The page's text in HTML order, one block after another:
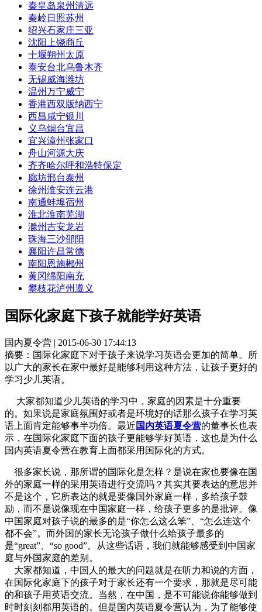
秦皇岛泉州清远
秦岭日照苏州
绍兴石家庄三亚
沈阳 上饶商丘
十堰朔州 太原
泰安台北乌鲁木齐
无锡威海潍坊
温州万宁威宁
香港西双版纳西宁
西昌 咸宁银川
义乌烟台宜昌
宜兴漳州张家口
舟山河源大庆
齐齐哈尔呼和浩特保定
廊坊邢台泰州
徐州淮安连云港
南通蚌埠宿州
淮北淮南芜湖
滁州吉安龙岩
珠海三沙邵阳
襄阳许昌常德
南阳恩施郴州
黄冈绵阳南充
攀枝花泸州遵义
国际化家庭下孩子就能学好英语
国内夏令营 | 2015-06-30 17:44:13
摘要： 国际化家庭下对于孩子来说学习英语会更加的简单。所
以广大的家长在家中最好是能够利用这种方法，让孩子更好的
学习少儿英语。
大家都知道少儿英语的学习中，家庭的因素是十分重要
的。如果说是家庭氛围好或者是环境好的话那么孩子在学习英
语上面肯定能够事半功倍。最近 国内英语夏令营的董事长也表
示，在国际化家庭下面的孩子更能够学好英语，这也是为什么
国内英语夏令营在教育上面都采用国际化的方式。
很多家长说，那所谓的国际化是怎样？是说在家也要像在国
外的家庭一样的采用英语进行交流吗？其实其要表达的意思并
不是这个，它所表达的就是要像国外家庭一样，多给孩子鼓
励，而不是说像现在中国家庭一样，给孩子更多的是批评。像
中国家庭对孩子说的最多的是“你怎么这么笨”、“怎么连这个
都不会”。而外国的家长无论孩子做什么给孩子最多的
是“great”、“so good”。从这些话语，我们就能够感受到中国家
庭与外国家庭的差别。
大家都知道，中国人的最大的问题就是在听力和说的方面，
在国际化家庭下的孩子对于家长还有一个要求，那就是尽可能
的和孩子用英语交流。当然，在中国，是不可能说你能够做到
时时刻刻都用英语的。但是国内英语夏令营认为，为了能够使